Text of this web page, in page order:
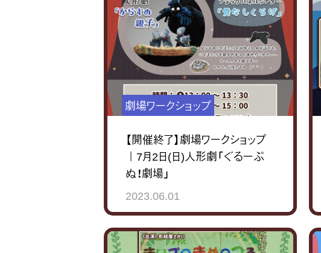
劇場ワークショップ
【開催終了】劇場ワークショップ
｜7月2日(日)人形劇「ぐるーぷ
ぬ！劇場」
2023.06.01